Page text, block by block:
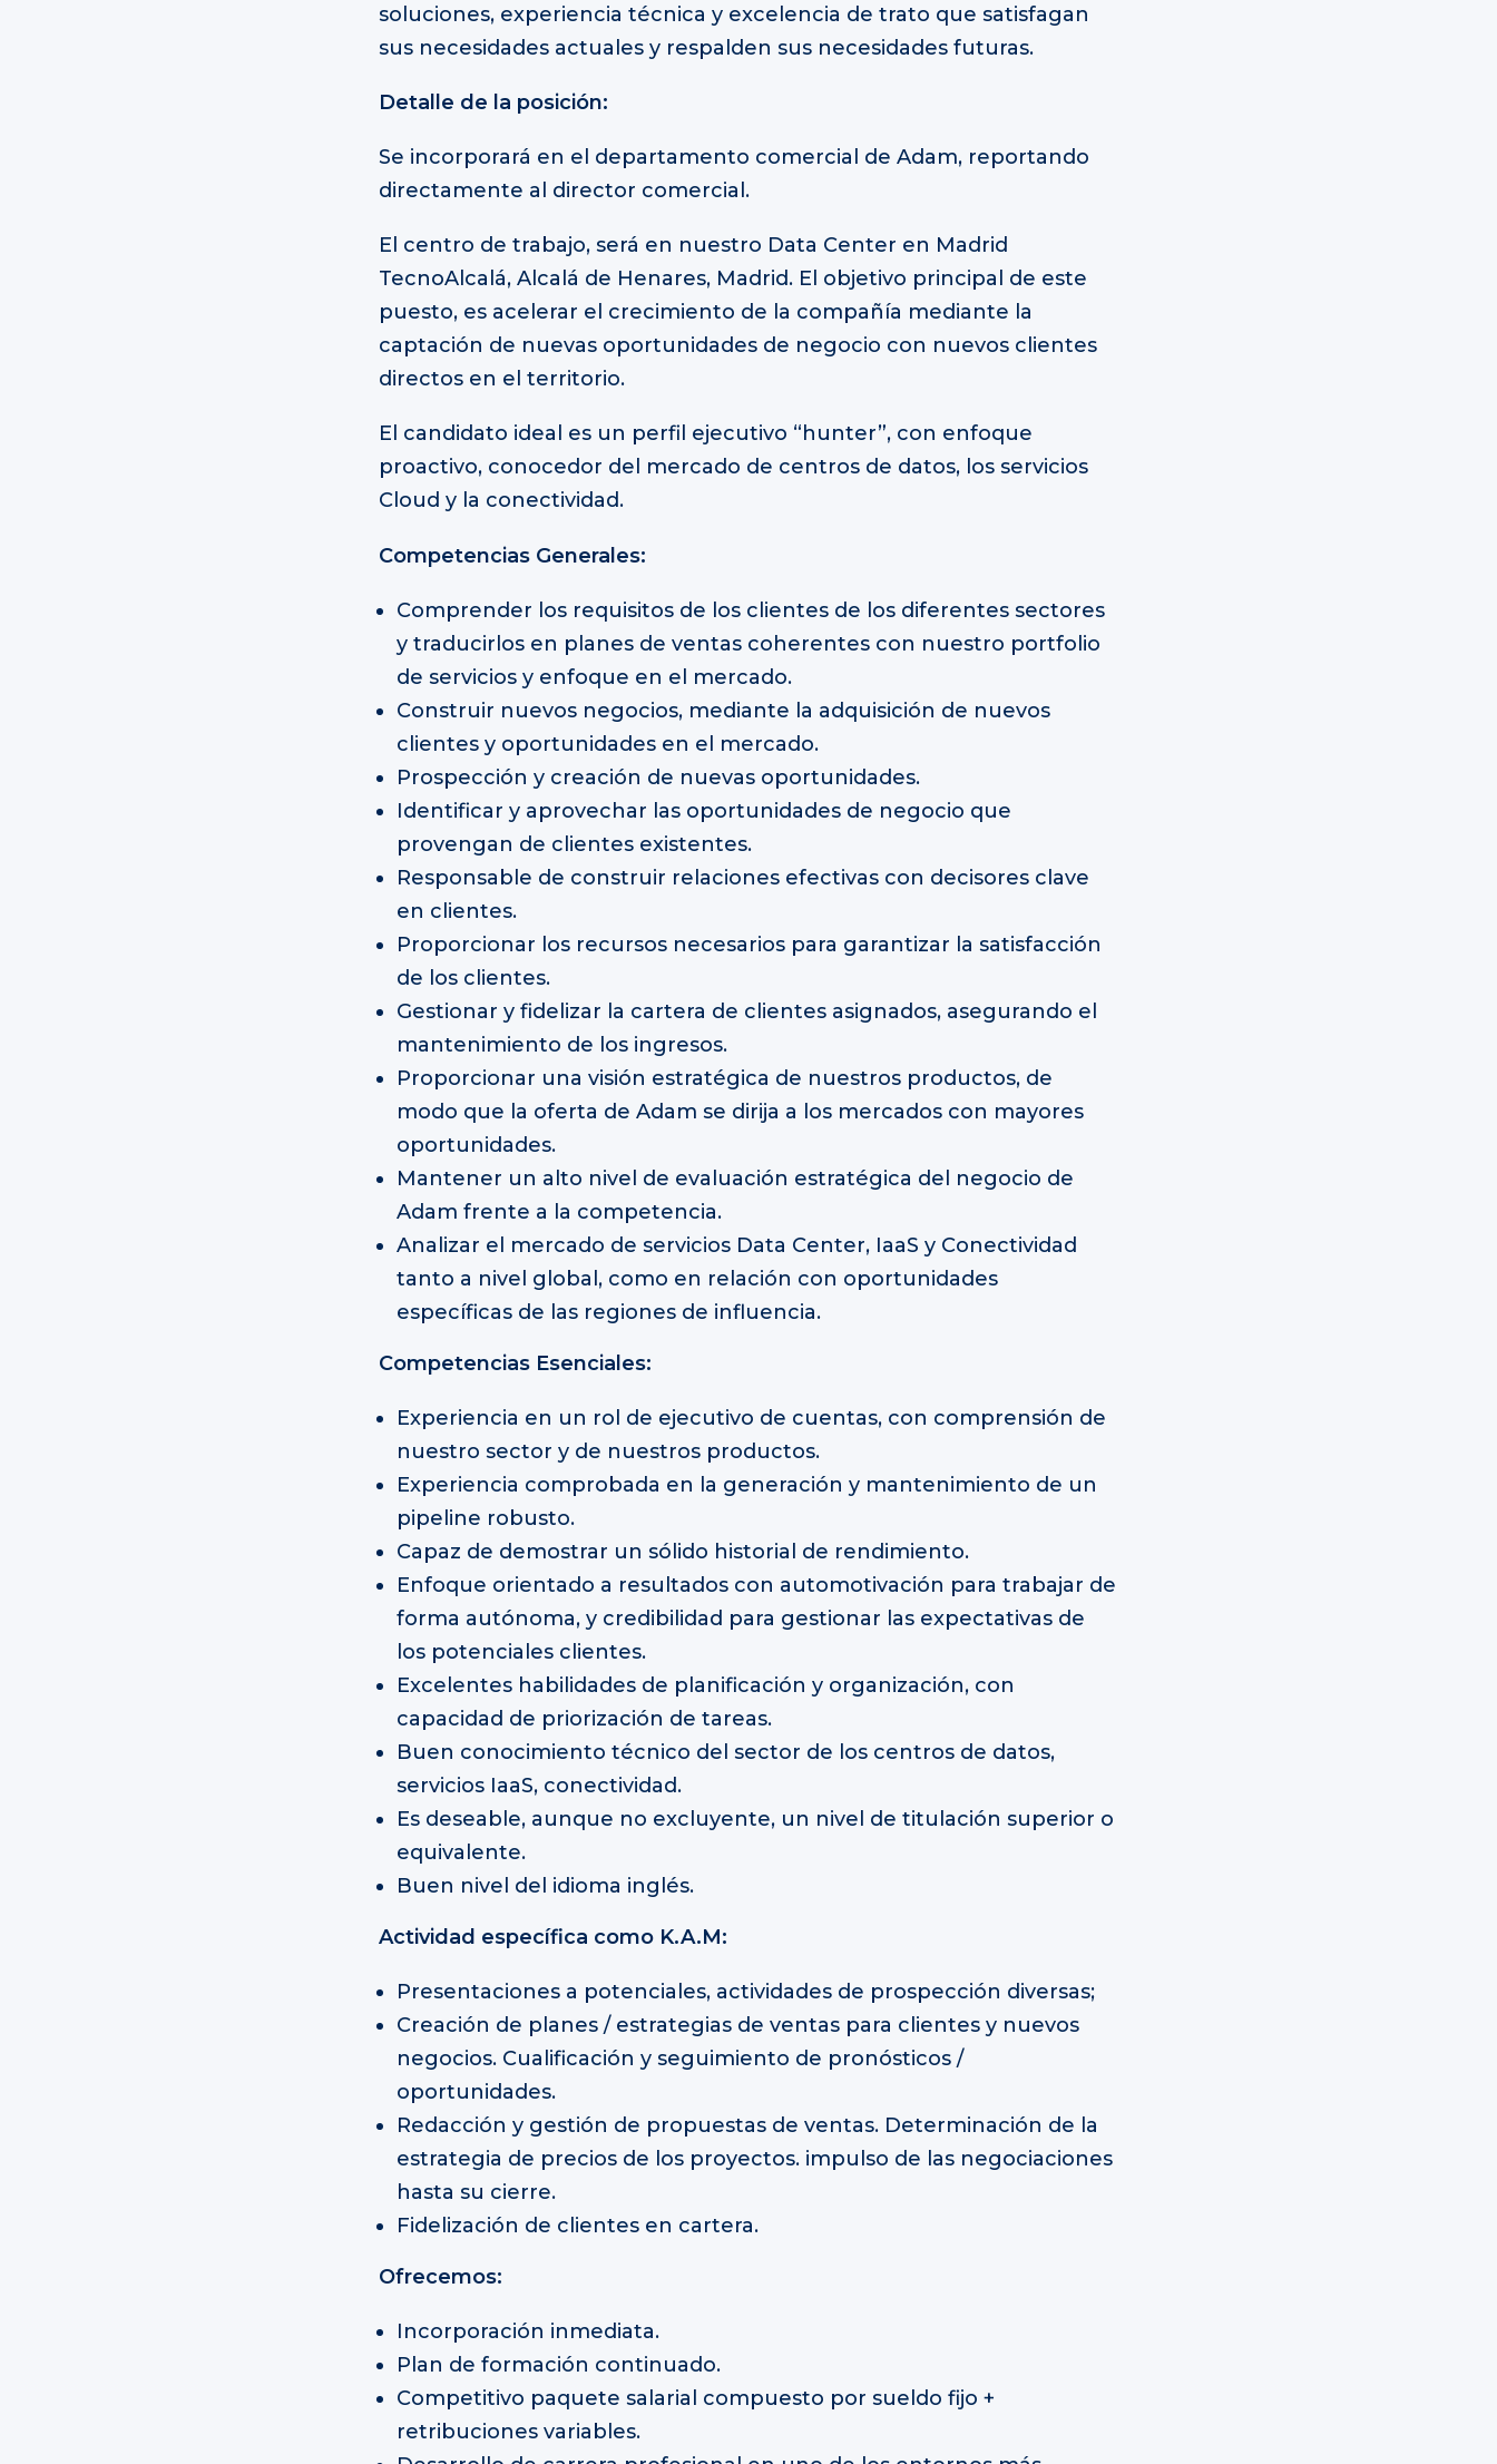
soluciones, experiencia técnica y excelencia de trato que satisfagan
sus necesidades actuales y respalden sus necesidades futuras.
Detalle de la posición:
Se incorporará en el departamento comercial de Adam, reportando
directamente al director comercial.
El centro de trabajo, será en nuestro Data Center en Madrid
TecnoAlcalá, Alcalá de Henares, Madrid. El objetivo principal de este
puesto, es acelerar el crecimiento de la compañía mediante la
captación de nuevas oportunidades de negocio con nuevos clientes
directos en el territorio.
El candidato ideal es un perfil ejecutivo “hunter”, con enfoque
proactivo, conocedor del mercado de centros de datos, los servicios
Cloud y la conectividad.
Competencias Generales:
Comprender los requisitos de los clientes de los diferentes sectores
y traducirlos en planes de ventas coherentes con nuestro portfolio
de servicios y enfoque en el mercado.
Construir nuevos negocios, mediante la adquisición de nuevos
clientes y oportunidades en el mercado.
Prospección y creación de nuevas oportunidades.
Identificar y aprovechar las oportunidades de negocio que
provengan de clientes existentes.
Responsable de construir relaciones efectivas con decisores clave
en clientes.
Proporcionar los recursos necesarios para garantizar la satisfacción
de los clientes.
Gestionar y fidelizar la cartera de clientes asignados, asegurando el
mantenimiento de los ingresos.
Proporcionar una visión estratégica de nuestros productos, de
modo que la oferta de Adam se dirija a los mercados con mayores
oportunidades.
Mantener un alto nivel de evaluación estratégica del negocio de
Adam frente a la competencia.
Analizar el mercado de servicios Data Center, IaaS y Conectividad
tanto a nivel global, como en relación con oportunidades
específicas de las regiones de influencia.
Competencias Esenciales:
Experiencia en un rol de ejecutivo de cuentas, con comprensión de
nuestro sector y de nuestros productos.
Experiencia comprobada en la generación y mantenimiento de un
pipeline robusto.
Capaz de demostrar un sólido historial de rendimiento.
Enfoque orientado a resultados con automotivación para trabajar de
forma autónoma, y credibilidad para gestionar las expectativas de
los potenciales clientes.
Excelentes habilidades de planificación y organización, con
capacidad de priorización de tareas.
Buen conocimiento técnico del sector de los centros de datos,
servicios IaaS, conectividad.
Es deseable, aunque no excluyente, un nivel de titulación superior o
equivalente.
Buen nivel del idioma inglés.
Actividad específica como K.A.M:
Presentaciones a potenciales, actividades de prospección diversas;
Creación de planes / estrategias de ventas para clientes y nuevos
negocios. Cualificación y seguimiento de pronósticos /
oportunidades.
Redacción y gestión de propuestas de ventas. Determinación de la
estrategia de precios de los proyectos. impulso de las negociaciones
hasta su cierre.
Fidelización de clientes en cartera.
Ofrecemos:
Incorporación inmediata.
Plan de formación continuado.
Competitivo paquete salarial compuesto por sueldo fijo +
retribuciones variables.